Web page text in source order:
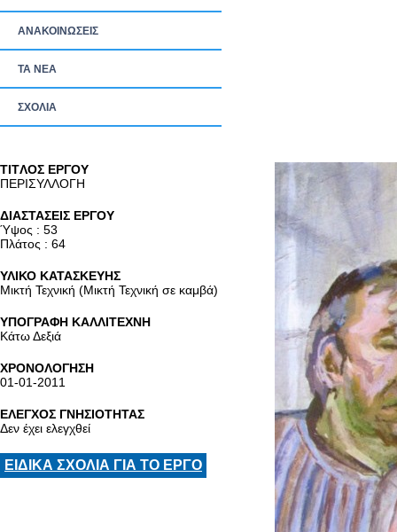
ΑΝΑΚΟΙΝΩΣΕΙΣ
ΤΑ ΝEΑ
ΣΧΟΛΙΑ
TITΛΟΣ ΕΡΓΟΥ
ΠΕΡΙΣΥΛΛΟΓΗ
ΔΙΑΣΤΑΣΕΙΣ ΕΡΓΟΥ
Ύψος : 53
Πλάτος : 64
ΥΛΙΚΟ ΚΑΤΑΣΚΕΥΗΣ
Μικτή Τεχνική (Μικτή Τεχνική σε καμβά)
ΥΠΟΓΡΑΦΗ ΚΑΛΛΙΤΕΧΝΗ
Κάτω Δεξιά
ΧΡΟΝΟΛΟΓΗΣΗ
01-01-2011
ΕΛΕΓΧΟΣ ΓΝΗΣΙΟΤΗΤΑΣ
Δεν έχει ελεγχθεί
ΕΙΔΙΚΑ ΣΧΟΛΙΑ ΓΙΑ ΤΟ ΕΡΓΟ